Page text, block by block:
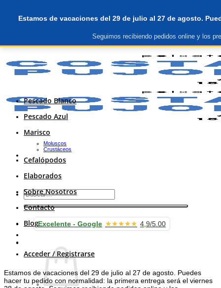
Estamos de vacaciones del 29 de julio al 27 de agosto.
Seguimos recibiendo pedidos online y los
primera compra 10€ descuento
Buscar
por:
Excelente - Google ★★★★★ 4,9/5.00
Pescado Blanco
Pescado Azul
Marisco
Moluscos
Crustáceos
Cefalópodos
Elaborados
Sobre Nosotros
Contacto
Blog
Acceder / Registrarse
Estamos de vacaciones del 29 de julio al 27 de agosto. Puedes
hacer tu pedido con normalidad: la primera entrega será el viernes